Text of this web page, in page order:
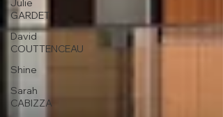
Julie
GARDET
David
COUTTENCEAU
Shine
Sarah
CABIZZA